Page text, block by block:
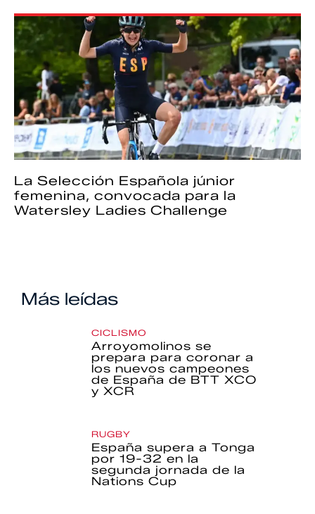
La Selección Española júnior
femenina, convocada para la
Watersley Ladies Challenge
Más leídas
CICLISMO
Arroyomolinos se
prepara para coronar a
los nuevos campeones
de España de BTT XCO
y XCR
RUGBY
España supera a Tonga
por 19-32 en la
segunda jornada de la
Nations Cup